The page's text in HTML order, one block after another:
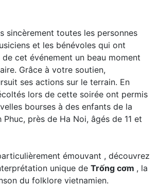
sincèrement toutes les personnes
et les bénévoles qui ont
cet événement un beau moment
Grâce à votre soutien,
ses actions sur le terrain. En
lors de cette soirée ont permis
bourses à des enfants de la
près de Ha Noi, âgés de 11 et
émouvant , découvrez
unique de Trống cơm , la
du folklore vietnamien.